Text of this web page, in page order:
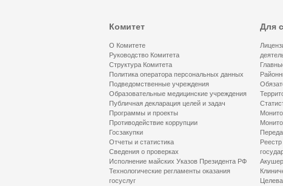
Комитет
О Комитете
Руководство Комитета
Структура Комитета
Политика оператора персональных данных
Подведомственные учреждения
Образовательные медицинские учреждения
Публичная декларация целей и задач
Программы и проекты
Противодействие коррупции
Госзакупки
Отчеты и статистика
Сведения о проверках
Исполнение майских Указов Президента РФ
Технологические регламенты оказания
госуслуг
Для